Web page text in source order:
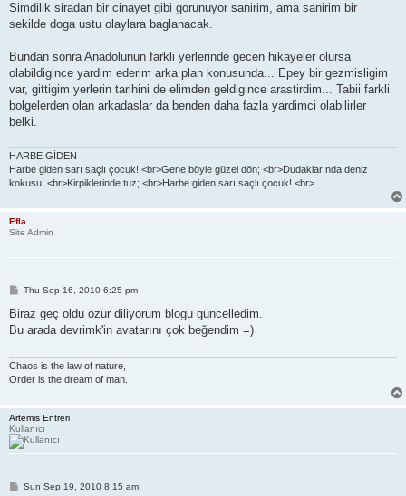
Simdilik siradan bir cinayet gibi gorunuyor sanirim, ama sanirim bir
sekilde doga ustu olaylara baglanacak.
Bundan sonra Anadolunun farkli yerlerinde gecen hikayeler olursa
olabildigince yardim ederim arka plan konusunda... Epey bir gezmisligim
var, gittigim yerlerin tarihini de elimden geldigince arastirdim... Tabii farkli
bolgelerden olan arkadaslar da benden daha fazla yardimci olabilirler
belki.
HARBE GİDEN
Harbe giden sarı saçlı çocuk! <br>Gene böyle güzel dön; <br>Dudaklarında deniz
kokusu, <br>Kirpiklerinde tuz; <br>Harbe giden sarı saçlı çocuk! <br>
Efla
Site Admin
P
s
Thu Sep 16, 2010 6:25 pm
Biraz geç oldu özür diliyorum blogu güncelledim.
Bu arada devrimk'in avatarını çok beğendim =)
Chaos is the law of nature,
Order is the dream of man.
Artemis Entreri
Kullanıcı
PSun Sep 19, 2010 8:15 am